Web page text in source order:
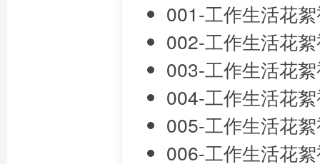
001-工作生活花
002-工作生活花
003-工作生活花
004-工作生活花
005-工作生活花
006-工作生活花